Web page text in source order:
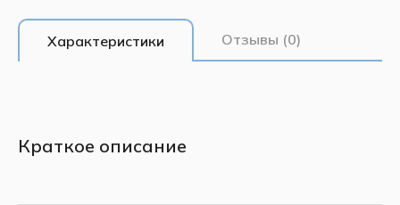
Характеристики Отзывы (0)
Краткое описание